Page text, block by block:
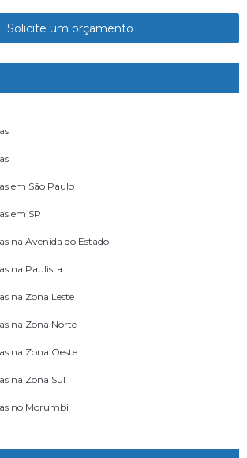
Solicite um orçamento
em São Paulo
em SP
na Avenida do Estado
na Paulista
na Zona Leste
na Zona Norte
na Zona Oeste
na Zona Sul
no Morumbi